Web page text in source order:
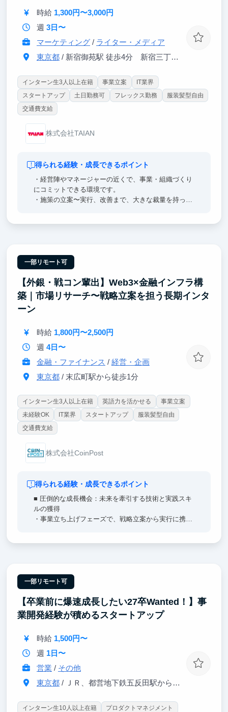
時給 1,300円〜3,000円
週 3日〜
マーケティング/ ライター・メディア
東京都/ 新宿御苑駅 徒歩4分 新宿三丁目駅 徒歩6分
インターン生3人以上在籍 事業立案
IT業界
スタートアップ
土日勤務可 フレックス勤務
服装髪型自由
交通費支給
株式会社TAIAN
得られる経験・成長できるポイント
・経営陣やマネージャーの近くで、事業・組織づくり
にコミットできる環境です。
・施策の立案〜実行、改善まで、大きな裁量を持って
・縮小市場と言われる婚礼業界のV字回復を目指し、
本気でマーケットメイクに挑戦できます。
・エンジニア/デザイナーとの距離が近く、様々な職
種のメンバーと一緒に仕事ができる環境です。
一部リモート可
【外銀・戦コン輩出】Web3×金融インフラ構
築｜市場リサーチ〜戦略立案を担う長期インタ
ーン
時給 1,800円〜2,500円
週 4日〜
金融・ファイナンス / 経営・企画
東京都/ 末広町駅から徒歩1分
インターン生3人以上在籍 英語力を活かせる
事業立案
未経験OK
IT業界 スタートアップ
服装髪型自由
交通費支給
株式会社CoinPost
得られる経験・成長できるポイント
■ 圧倒的な成長機会：未来を牽引する技術と実践スキ
ルの獲得
・事業立ち上げフェーズで、戦略立案から実行に携わ
■ 将来のキャリアをデザイン：起業にも就職にも活か
せる経験を
・新規事業のコアメンバーとして初期フェーズから参
画できる！
様なプロジェクトを経験できる！
・将来に直結する課題解決力・推進力を体得し、卒業
一部リモート可
【卒業前に爆速成長したい27卒Wanted！】事
業開発経験が積めるスタートアップ
時給 1,500円〜
週 1日〜
営業 / その他
東京都/ ＪＲ、都営地下鉄五反田駅から徒歩1分
インターン生10人以上在籍
プロダクトマネジメント